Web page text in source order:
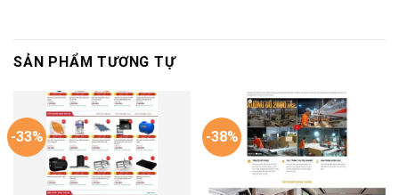
SẢN PHẨM TƯƠNG TỰ
-33% -38%